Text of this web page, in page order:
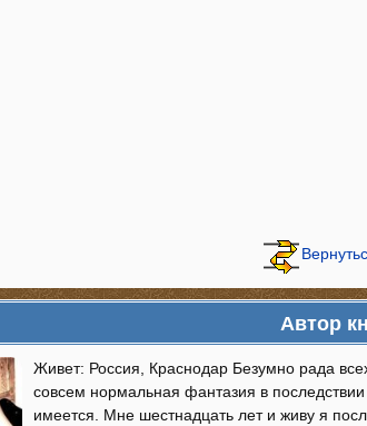
Автор
Живет: Россия, Краснодар Безумно рада
совсем нормальная фантазия в
имеется. Мне шестнадцать лет и живу я